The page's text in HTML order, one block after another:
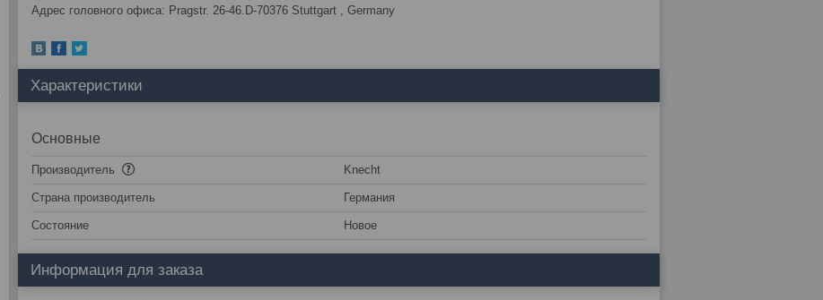
Адрес головного офиса: Pragstr. 26-46.D-70376 Stuttgart , Germany
Характеристики
Основные
Производитель Knecht
Страна производитель Германия
Состояние Новое
Информация для заказа